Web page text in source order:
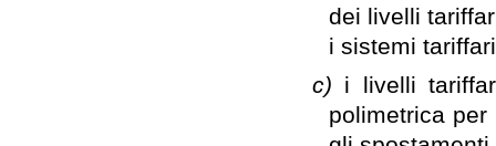
dei livelli
i sistemi
c) i livelli
polimetrica